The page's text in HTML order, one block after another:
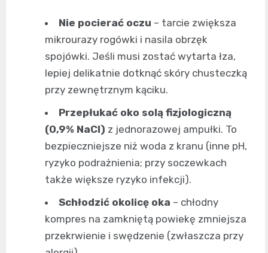
Nie pocierać oczu – tarcie zwiększa
mikrourazy rogówki i nasila obrzęk
spojówki. Jeśli musi zostać wytarta łza,
lepiej delikatnie dotknąć skóry chusteczką
przy zewnętrznym kąciku.
Przepłukać oko solą fizjologiczną
(0,9% NaCl) z jednorazowej ampułki. To
bezpieczniejsze niż woda z kranu (inne pH,
ryzyko podrażnienia; przy soczewkach
także większe ryzyko infekcji).
Schłodzić okolicę oka – chłodny
kompres na zamkniętą powiekę zmniejsza
przekrwienie i swędzenie (zwłaszcza przy